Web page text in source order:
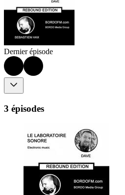
Dernier épisode
3 épisodes